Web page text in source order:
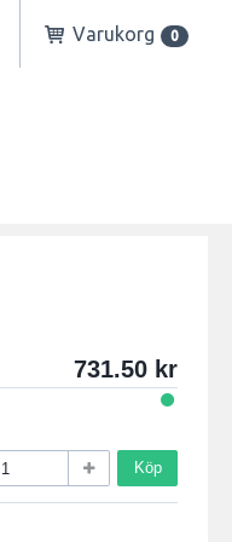
Varukorg 0
731.50
Köp